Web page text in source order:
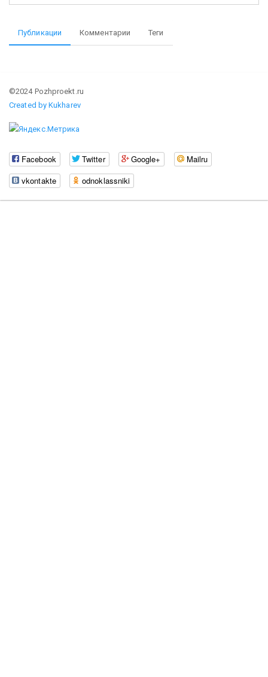
Публикации Комментарии Теги
©2024 Pozhproekt.ru
Created by Kukharev
Facebook Twitter Google+
Mailru
vkontakte
odnoklassniki